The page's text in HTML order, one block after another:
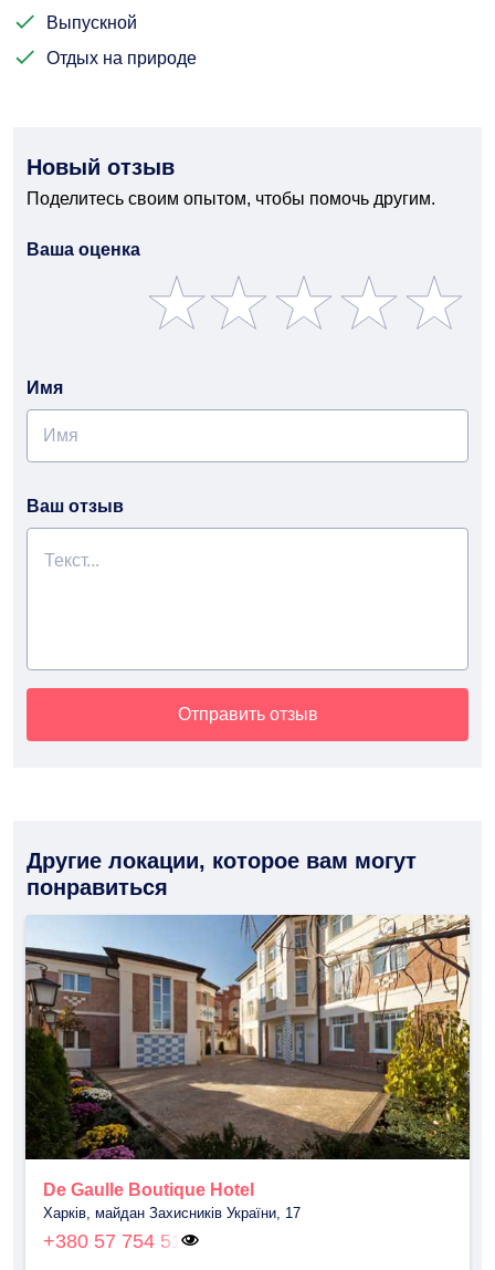
Выпускной
Отдых на природе
Новый отзыв
Поделитесь своим опытом, чтобы помочь другим.
Ваша оценка
Имя
Ваш отзыв
Отправить отзыв
Другие локации, которое вам могут
понравиться
De Gaulle Boutique Hotel
Харків, майдан Захисників України, 17
+380 57 754 51